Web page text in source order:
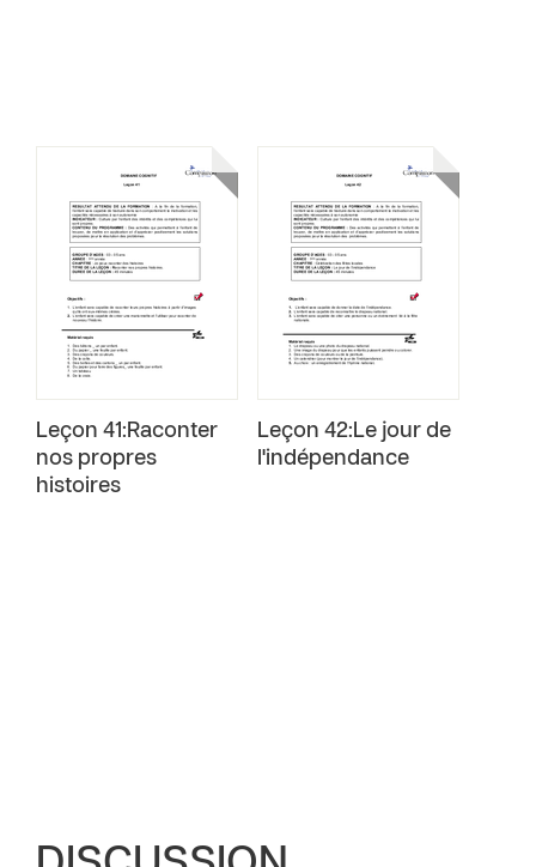
Leçon 41:Raconter
nos propres
histoires
Leçon 42:Le jour de
l'indépendance